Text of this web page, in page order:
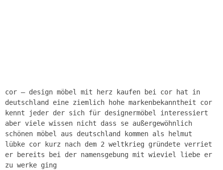
cor – design möbel mit herz kaufen bei cor hat in
deutschland eine ziemlich hohe markenbekanntheit cor
kennt jeder der sich für designermöbel interessiert
aber viele wissen nicht dass se außergewöhnlich
schönen möbel aus deutschland kommen als helmut
lübke cor kurz nach dem 2 weltkrieg gründete verriet
er bereits bei der namensgebung mit wieviel liebe er
zu werke ging